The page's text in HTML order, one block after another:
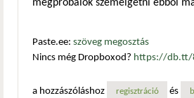
megpróbálok szemelgetni ebből
Paste.ee: szöveg megosztás
Nincs még Dropboxod? https://db.tt/
a hozzászóláshoz
regisztráció és